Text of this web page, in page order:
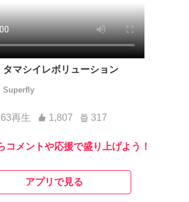
タマシイレボリューション
Superfly
再生 1,807 317
コメントや応援で盛り上げよう！
アプリで見る